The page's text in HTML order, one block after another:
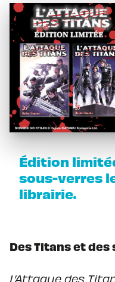
Édition
sous-verres
librairie.
Des Titans et des
L’Attaque des